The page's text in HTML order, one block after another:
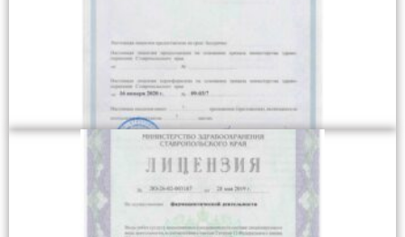
Лицензия на осуществление медицинской деятельности
2